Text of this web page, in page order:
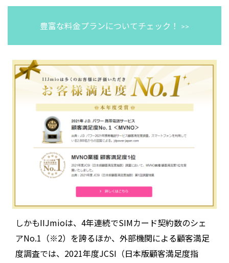
豊富な料金プランについてチェック！ >>
しかもIIJmioは、4年連続でSIMカード契約数のシェ
アNo.1（※2）を誇るほか、外部機関による顧客満足
度調査では、2021年度JCSI（日本版顧客満足度指